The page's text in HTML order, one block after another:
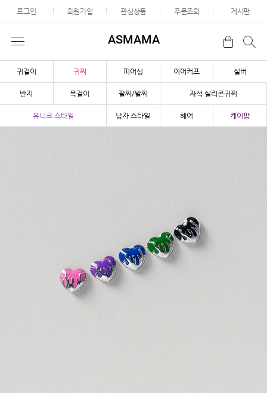
로그인 회원가입 관심상품 주문조회 게시판
ASMAMA
귀걸이 귀찌 피어싱 이어커프 실버
반지 목걸이 팔찌/발찌 자석 실리콘귀찌
유니크 스타일 남자 스타일 헤어 케이팝